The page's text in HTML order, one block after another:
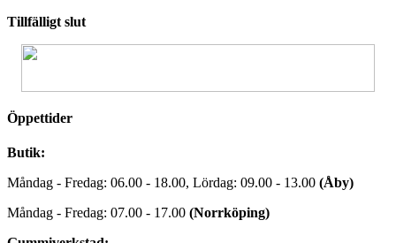
Tillfälligt slut
Öppettider
Butik:
Måndag - Fredag: 06.00 - 18.00, Lördag: 09.00 - 13.00 (Åby)
Måndag - Fredag: 07.00 - 17.00 (Norrköping)